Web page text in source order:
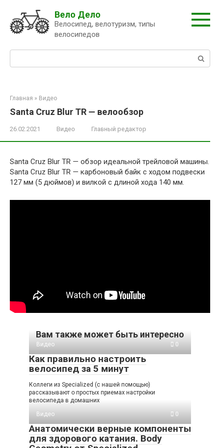
контенту
Вело Дело
Велосипед, велотуризм, типы
велосипедов
Главная » Видео
Santa Cruz Blur TR — велообзор
26.02.2021 Видео Главный редактор
Santa Cruz Blur TR — обзор идеальной трейловой машины.
Santa Cruz Blur TR — карбоновый байк с ходом подвески
127 мм (5 дюймов) и вилкой с длиной хода 140 мм.
Вам также может быть интересно
Видео 0
Как правильно настроить
велосипед за 5 минут
Коллеги из Specialized (с нашей помощью)
рассказывают о простых приемах настройки
велосипеда в домашних
Видео
0
Анатомически верные компоненты
для здорового катания. Body